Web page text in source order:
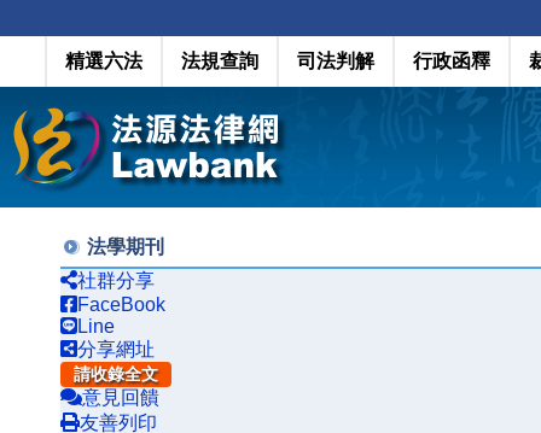
精選六法 法規查詢 司法判解 行政函釋
法學期刊
社群分享
FaceBook
Line
分享網址
請收錄全文
意見回饋
友善列印